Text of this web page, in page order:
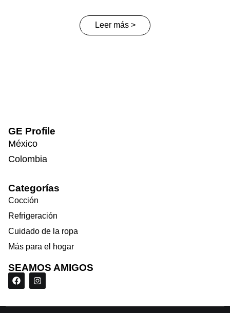
Leer más >
GE Profile
México
Colombia
Categorías
Cocción
Refrigeración
Cuidado de la ropa
Más para el hogar
SEAMOS AMIGOS